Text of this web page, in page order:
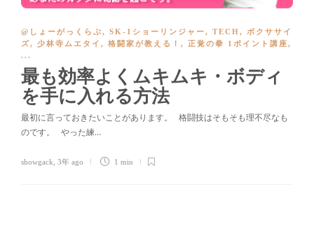
@しょーがっくらぶ, SK-1ショーリンジャー, TECH, ボクササイ
ズ, 少林寺ムエタイ , 格闘家が教える！ , 正覚の拳 1ポイント講座,
...
最も効率よくムキムキ・ボディ
を手に入れる方法
最初に言っておきたいことがあります。 格闘技はそもそも理不尽なも
のです。 やった練…
showgack 3年 ago 1 min